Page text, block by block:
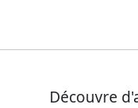
Découvre